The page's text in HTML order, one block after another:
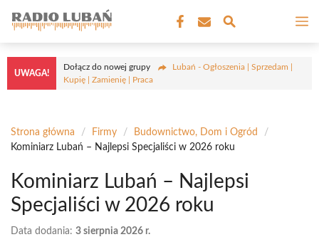
treści
UWAGA!
Dołącz do nowej grupy
Lubań - Ogłoszenia | Sprzedam |
Kupię | Zamienię | Praca
Strona główna / Firmy / Budownictwo, Dom i Ogród
/
Kominiarz Lubań – Najlepsi Specjaliści w 2026 roku
Kominiarz Lubań – Najlepsi
Specjaliści w 2026 roku
Data dodania: 3 sierpnia 2026 r.